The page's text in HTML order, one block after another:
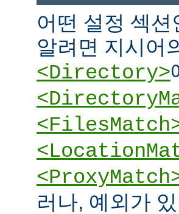
어떤 설정 섹
알려면 지시어
<Directory>
러나, 예외가